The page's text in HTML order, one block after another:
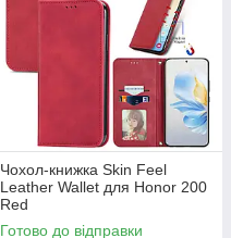
Чохол-книжка Skin Feel
Leather Wallet для Honor 200
Red
Готово до відправки